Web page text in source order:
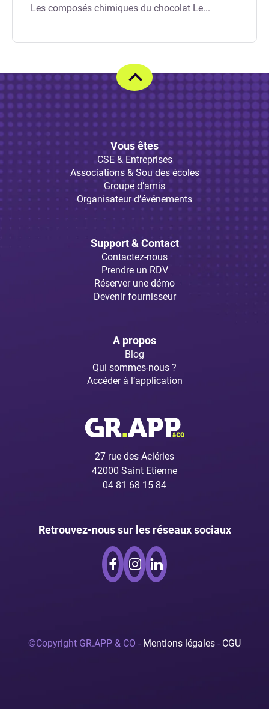
Les composés chimiques du chocolat Le...
27 rue des Aciéries
42000 Saint Etienne
04 81 68 15 84
Vous êtes
CSE & Entreprises
Associations & Sou des écoles
Groupe d’amis
Organisateur d’événements
Support & Contact
Contactez-nous
Prendre un RDV
Réserver une démo
Devenir fournisseur
A propos
Blog
Qui sommes-nous ?
Accéder à l’application
Retrouvez-nous sur les réseaux sociaux
©Copyright GR.APP & CO - Mentions légales - CGU